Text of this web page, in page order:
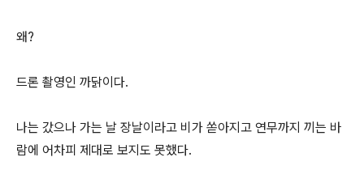
왜?
드론 촬영인 까닭이다.
나는 갔으나 가는 날 장날이라고 비가 쏟아지고 연무까지 끼는 바
람에 어차피 제대로 보지도 못했다.